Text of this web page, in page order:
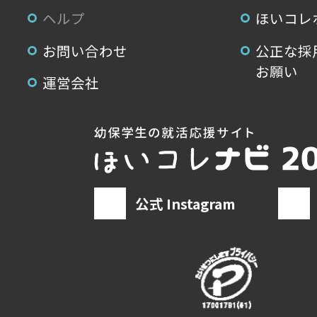
ヘルプ
ほいコ
お問い合わせ
公正な
お願い
運営会社
公式 Instagram